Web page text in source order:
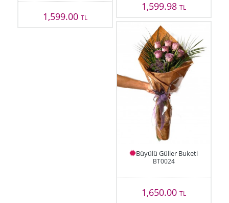
1,599.00TL
1,599.98 TL
Büyülü Güller Buketi
BT0024
1,650.00 TL